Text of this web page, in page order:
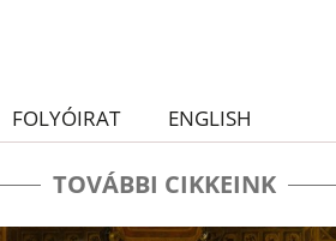
FOLYÓIRAT ENGLISH
TOVÁBBI CIKKEINK